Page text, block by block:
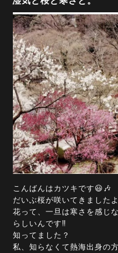
こんばんはカツキです😃🎶
だいぶ桜が咲いてきました
花って、一旦は寒さを感じ
らしいんです‼️
知ってました？
私、知らなくて熱海出身の